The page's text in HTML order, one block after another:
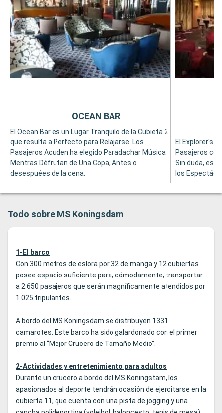
El Ocean Bar es un Lugar Tranquilo de la Cubieta 2
que resulta a Perfecto para Relajarse. Los
Pasajeros Acuden ha elegido Paradachar Música
Mentras Défrutan de Una Copa, Antes o
desespuées de la cena.
OCEAN BAR
El Explorer's
Pasajeros
Sin duda, es
los
Todo sobre MS Koningsdam
1-El barco
Con 300 metros de eslora por 32 de manga y 12 cubiertas
posee espacio suficiente para, cómodamente, transportar
a 2.650 pasajeros que serán magníficamente atendidos por
1.025 tripulantes.
A bordo del MS Koningsdam se distribuyen 1331
camarotes. Este barco ha sido galardonado con el primer
premio al “Mejor Crucero de Tamaño Medio”.
2-Actividades y entretenimiento para adultos
Durante un crucero a bordo del MS Koningstam, los
apasionados al deporte tendrán ocasión de ejercitarse en la
cubierta 11, que cuenta con una pista de jogging y una